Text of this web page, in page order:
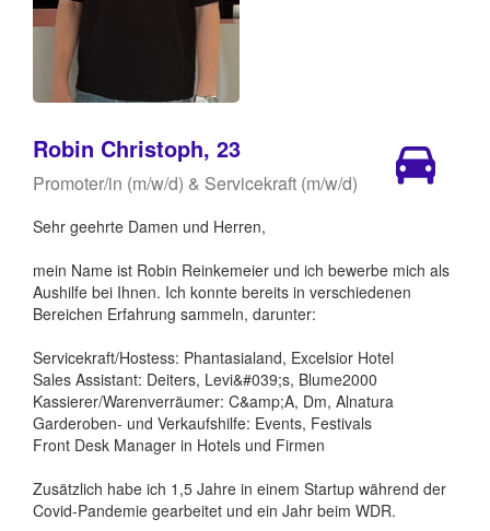
Robin Christoph, 23
Promoter/in (m/w/d) & Servicekraft (m/w/d)
Sehr geehrte Damen und Herren,
mein Name ist Robin Reinkemeier und ich bewerbe mich als
Aushilfe bei Ihnen. Ich konnte bereits in verschiedenen
Bereichen Erfahrung sammeln, darunter:
Servicekraft/Hostess: Phantasialand, Excelsior Hotel
Sales Assistant: Deiters, Levi&#039;s, Blume2000
Kassierer/Warenverräumer: C&amp;A, Dm, Alnatura
Garderoben- und Verkaufshilfe: Events, Festivals
Front Desk Manager in Hotels und Firmen
Zusätzlich habe ich 1,5 Jahre in einem Startup während der
Covid-Pandemie gearbeitet und ein Jahr beim WDR.